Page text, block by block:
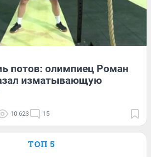
потов: олимпиец Роман
изматывающую
10 623 15
ТОП 5